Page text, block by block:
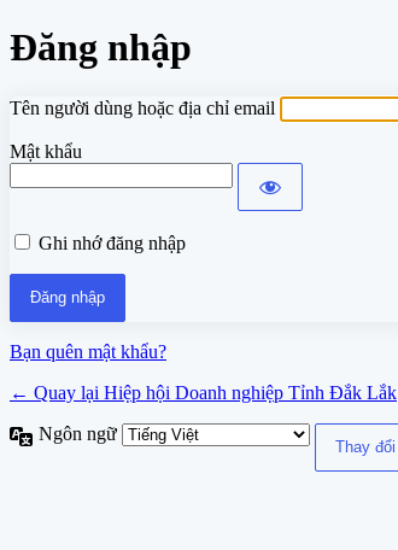
Đăng nhập
Tên người dùng hoặc địa chỉ email
Mật khẩu
Ghi nhớ đăng nhập
Bạn quên mật khẩu?
← Quay lại Hiệp hội Doanh nghiệp Tỉnh Đắk Lắk
Ngôn ngữ